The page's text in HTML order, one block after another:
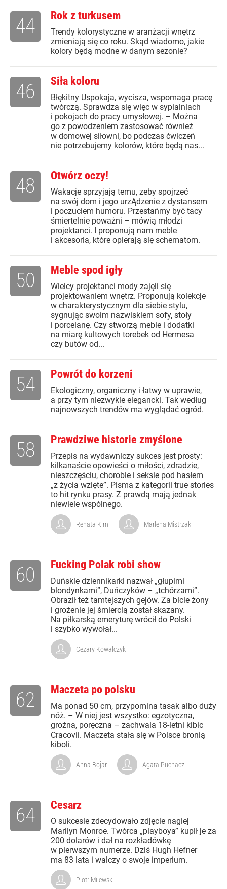
Rok z turkusem
Trendy kolorystyczne w aranżacji wnętrz
zmieniają się co roku. Skąd wiadomo, jakie
kolory będą modne w danym sezonie?
44
Siła koloru
Błękitny Uspokaja, wycisza, wspomaga pracę
twórczą. Sprawdza się więc w sypialniach
i pokojach do pracy umysłowej. – Można
go z powodzeniem zastosować również
w domowej siłowni, bo podczas ćwiczeń
nie potrzebujemy kolorów, które będą nas...
46
Otwórz oczy!
Wakacje sprzyjają temu, zeby spojrzeć
na swój dom i jego urzĄdzenie z dystansem
i poczuciem humoru. Przestańmy być tacy
śmiertelnie poważni – mówią młodzi
projektanci. I proponują nam meble
i akcesoria, które opierają się schematom.
48
Meble spod igły
Wielcy projektanci mody zajęli się
projektowaniem wnętrz. Proponują kolekcje
w charakterystycznym dla siebie stylu,
sygnując swoim nazwiskiem sofy, stoły
i porcelanę. Czy stworzą meble i dodatki
na miarę kultowych torebek od Hermesa
czy butów od...
50
Powrót do korzeni
Ekologiczny, organiczny i łatwy w uprawie,
a przy tym niezwykle elegancki. Tak według
najnowszych trendów ma wyglądać ogród.
54
Prawdziwe historie zmyślone
Przepis na wydawniczy sukces jest prosty:
kilkanaście opowieści o miłości, zdradzie,
nieszczęściu, chorobie i seksie pod hasłem
„z życia wzięte”. Pisma z kategorii true stories
to hit rynku prasy. Z prawdą mają jednak
niewiele wspólnego.
58
Renata Kim Marlena Mistrzak
Fucking Polak robi show
Duńskie dziennikarki nazwał „głupimi
blondynkami”, Duńczyków – „tchórzami”.
Obraził też tamtejszych gejów. Za bicie żony
i grożenie jej śmiercią został skazany.
Na piłkarską emeryturę wrócił do Polski
i szybko wywołał...
60
Cezary Kowalczyk
Maczeta po polsku
Ma ponad 50 cm, przypomina tasak albo duży
nóż. – W niej jest wszystko: egzotyczna,
groźna, poręczna – zachwala 18-letni kibic
Cracovii. Maczeta stała się w Polsce bronią
kiboli.
62
Anna Bojar Agata Puchacz
Cesarz
O sukcesie zdecydowało zdjęcie nagiej
Marilyn Monroe. Twórca „playboya” kupił je za
200 dolarów i dał na rozkładówkę
w pierwszym numerze. Dziś Hugh Hefner
ma 83 lata i walczy o swoje imperium.
64
Piotr Milewski